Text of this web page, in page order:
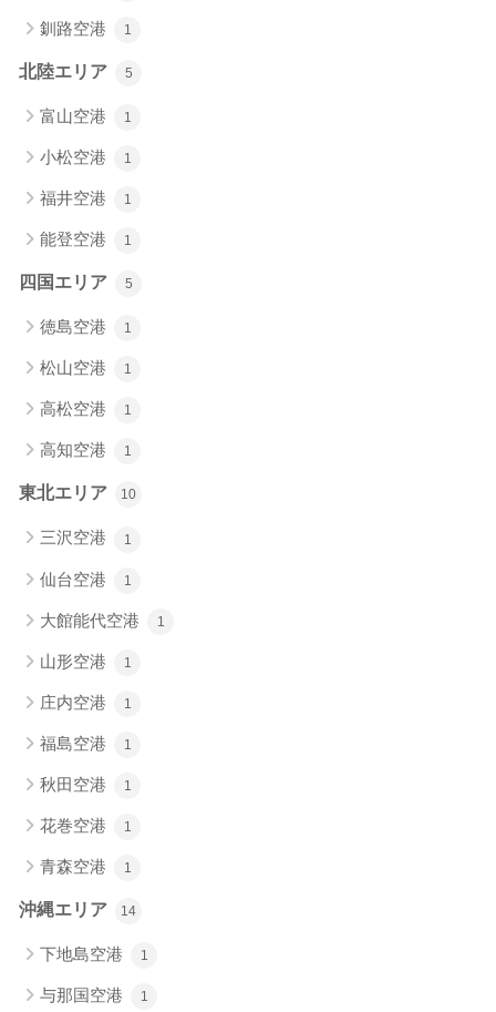
釧路空港 1
北陸エリア 5
富山空港 1
小松空港 1
福井空港 1
能登空港 1
四国エリア 5
徳島空港 1
松山空港 1
高松空港 1
高知空港 1
東北エリア 10
三沢空港 1
仙台空港 1
大館能代空港 1
山形空港 1
庄内空港 1
福島空港 1
秋田空港 1
花巻空港 1
青森空港 1
沖縄エリア 14
下地島空港 1
与那国空港 1